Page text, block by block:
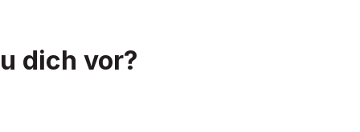
dich vor?